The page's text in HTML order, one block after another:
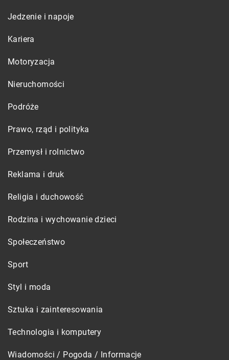
Jedzenie i napoje
Kariera
Motoryzacja
Nieruchomości
Podróże
Prawo, rząd i polityka
Przemysł i rolnictwo
Reklama i druk
Religia i duchowość
Rodzina i wychowanie dzieci
Społeczeństwo
Sport
Styl i moda
Sztuka i zainteresowania
Technologia i komputery
Wiadomości / Pogoda / Informacje